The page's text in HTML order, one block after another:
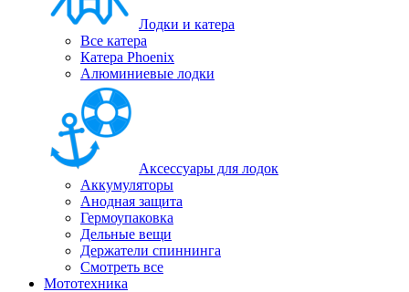
Лодки и катера
Все катера
Катера Phoenix
Алюминиевые лодки
Аксессуары для лодок
Аккумуляторы
Анодная защита
Гермоупаковка
Дельные вещи
Держатели спиннинга
Смотреть все
Мототехника